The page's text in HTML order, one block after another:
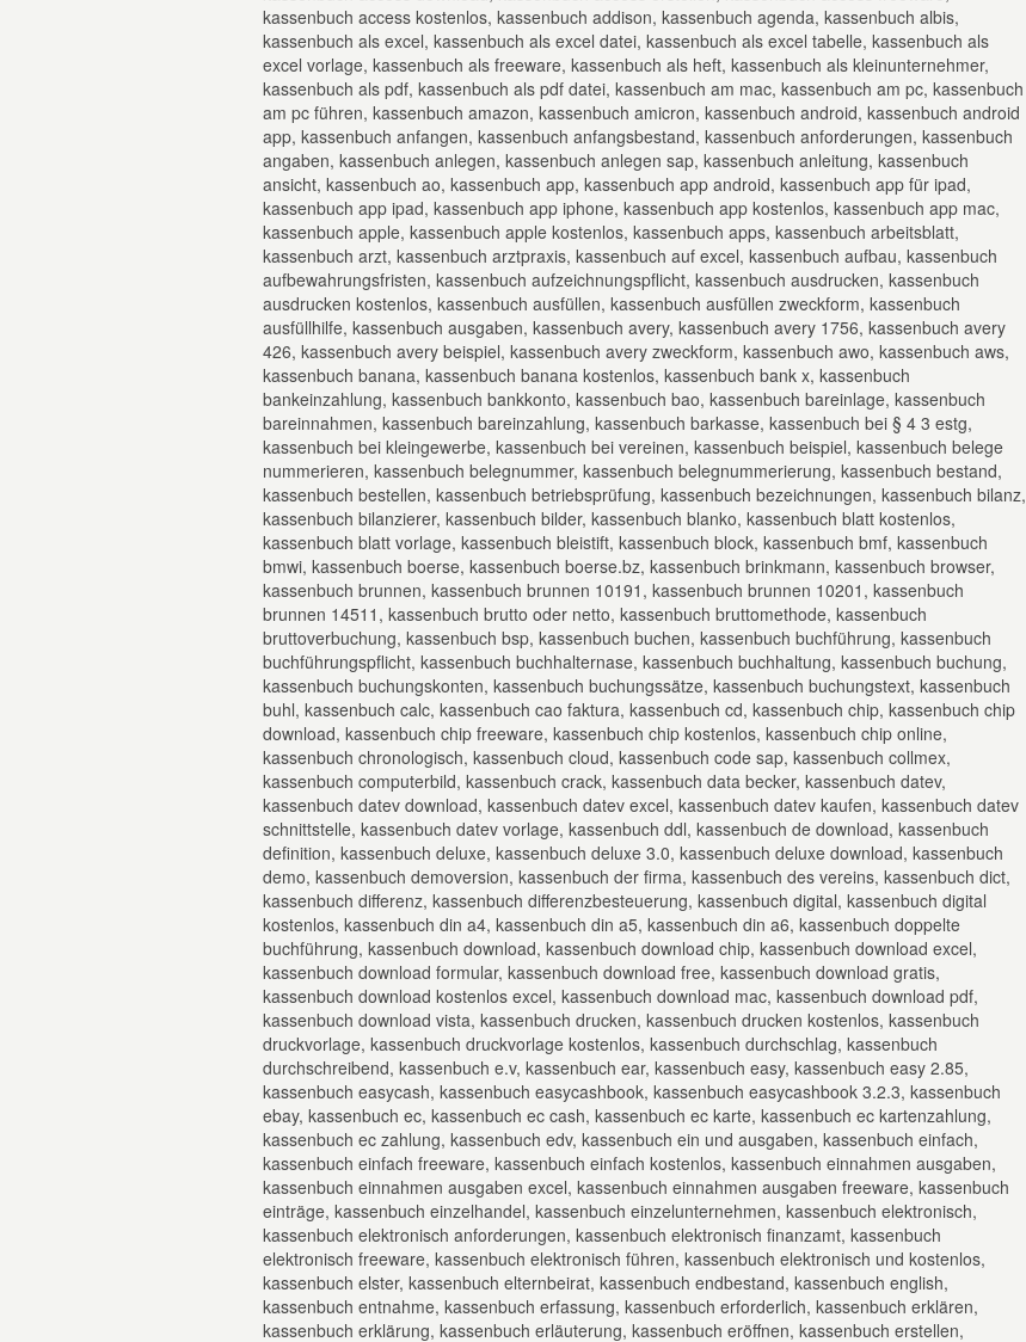
kassenbuch access kostenlos, kassenbuch addison, kassenbuch agenda, kassenbuch albis,
kassenbuch als excel, kassenbuch als excel datei, kassenbuch als excel tabelle, kassenbuch als
excel vorlage, kassenbuch als freeware, kassenbuch als heft, kassenbuch als kleinunternehmer,
kassenbuch als pdf, kassenbuch als pdf datei, kassenbuch am mac, kassenbuch am pc, kassenbuch
am pc führen, kassenbuch amazon, kassenbuch amicron, kassenbuch android, kassenbuch android
app, kassenbuch anfangen, kassenbuch anfangsbestand, kassenbuch anforderungen, kassenbuch
angaben, kassenbuch anlegen, kassenbuch anlegen sap, kassenbuch anleitung, kassenbuch
ansicht, kassenbuch ao, kassenbuch app, kassenbuch app android, kassenbuch app für ipad,
kassenbuch app ipad, kassenbuch app iphone, kassenbuch app kostenlos, kassenbuch app mac,
kassenbuch apple, kassenbuch apple kostenlos, kassenbuch apps, kassenbuch arbeitsblatt,
kassenbuch arzt, kassenbuch arztpraxis, kassenbuch auf excel, kassenbuch aufbau, kassenbuch
aufbewahrungsfristen, kassenbuch aufzeichnungspflicht, kassenbuch ausdrucken, kassenbuch
ausdrucken kostenlos, kassenbuch ausfüllen, kassenbuch ausfüllen zweckform, kassenbuch
ausfüllhilfe, kassenbuch ausgaben, kassenbuch avery, kassenbuch avery 1756, kassenbuch avery
426, kassenbuch avery beispiel, kassenbuch avery zweckform, kassenbuch awo, kassenbuch aws,
kassenbuch banana, kassenbuch banana kostenlos, kassenbuch bank x, kassenbuch
bankeinzahlung, kassenbuch bankkonto, kassenbuch bao, kassenbuch bareinlage, kassenbuch
bareinnahmen, kassenbuch bareinzahlung, kassenbuch barkasse, kassenbuch bei § 4 3 estg,
kassenbuch bei kleingewerbe, kassenbuch bei vereinen, kassenbuch beispiel, kassenbuch belege
nummerieren, kassenbuch belegnummer, kassenbuch belegnummerierung, kassenbuch bestand,
kassenbuch bestellen, kassenbuch betriebsprüfung, kassenbuch bezeichnungen, kassenbuch bilanz,
kassenbuch bilanzierer, kassenbuch bilder, kassenbuch blanko, kassenbuch blatt kostenlos,
kassenbuch blatt vorlage, kassenbuch bleistift, kassenbuch block, kassenbuch bmf, kassenbuch
bmwi, kassenbuch boerse, kassenbuch boerse.bz, kassenbuch brinkmann, kassenbuch browser,
kassenbuch brunnen, kassenbuch brunnen 10191, kassenbuch brunnen 10201, kassenbuch
brunnen 14511, kassenbuch brutto oder netto, kassenbuch bruttomethode, kassenbuch
bruttoverbuchung, kassenbuch bsp, kassenbuch buchen, kassenbuch buchführung, kassenbuch
buchführungspflicht, kassenbuch buchhalternase, kassenbuch buchhaltung, kassenbuch buchung,
kassenbuch buchungskonten, kassenbuch buchungssätze, kassenbuch buchungstext, kassenbuch
buhl, kassenbuch calc, kassenbuch cao faktura, kassenbuch cd, kassenbuch chip, kassenbuch chip
download, kassenbuch chip freeware, kassenbuch chip kostenlos, kassenbuch chip online,
kassenbuch chronologisch, kassenbuch cloud, kassenbuch code sap, kassenbuch collmex,
kassenbuch computerbild, kassenbuch crack, kassenbuch data becker, kassenbuch datev,
kassenbuch datev download, kassenbuch datev excel, kassenbuch datev kaufen, kassenbuch datev
schnittstelle, kassenbuch datev vorlage, kassenbuch ddl, kassenbuch de download, kassenbuch
definition, kassenbuch deluxe, kassenbuch deluxe 3.0, kassenbuch deluxe download, kassenbuch
demo, kassenbuch demoversion, kassenbuch der firma, kassenbuch des vereins, kassenbuch dict,
kassenbuch differenz, kassenbuch differenzbesteuerung, kassenbuch digital, kassenbuch digital
kostenlos, kassenbuch din a4, kassenbuch din a5, kassenbuch din a6, kassenbuch doppelte
buchführung, kassenbuch download, kassenbuch download chip, kassenbuch download excel,
kassenbuch download formular, kassenbuch download free, kassenbuch download gratis,
kassenbuch download kostenlos excel, kassenbuch download mac, kassenbuch download pdf,
kassenbuch download vista, kassenbuch drucken, kassenbuch drucken kostenlos, kassenbuch
druckvorlage, kassenbuch druckvorlage kostenlos, kassenbuch durchschlag, kassenbuch
durchschreibend, kassenbuch e.v, kassenbuch ear, kassenbuch easy, kassenbuch easy 2.85,
kassenbuch easycash, kassenbuch easycashbook, kassenbuch easycashbook 3.2.3, kassenbuch
ebay, kassenbuch ec, kassenbuch ec cash, kassenbuch ec karte, kassenbuch ec kartenzahlung,
kassenbuch ec zahlung, kassenbuch edv, kassenbuch ein und ausgaben, kassenbuch einfach,
kassenbuch einfach freeware, kassenbuch einfach kostenlos, kassenbuch einnahmen ausgaben,
kassenbuch einnahmen ausgaben excel, kassenbuch einnahmen ausgaben freeware, kassenbuch
einträge, kassenbuch einzelhandel, kassenbuch einzelunternehmen, kassenbuch elektronisch,
kassenbuch elektronisch anforderungen, kassenbuch elektronisch finanzamt, kassenbuch
elektronisch freeware, kassenbuch elektronisch führen, kassenbuch elektronisch und kostenlos,
kassenbuch elster, kassenbuch elternbeirat, kassenbuch endbestand, kassenbuch english,
kassenbuch entnahme, kassenbuch erfassung, kassenbuch erforderlich, kassenbuch erklären,
kassenbuch erklärung, kassenbuch erläuterung, kassenbuch eröffnen, kassenbuch erstellen,